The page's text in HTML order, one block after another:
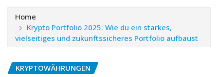
Home
Krypto Portfolio 2025: Wie du ein starkes,
vielseitiges und zukunftssicheres Portfolio aufbaust
KRYPTOWÄHRUNGEN